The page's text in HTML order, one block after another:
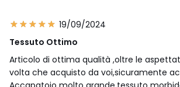
19/09/2024
Tessuto Ottimo
Articolo di ottima qualità ,oltre le
volta che acquisto da voi,sicuramente